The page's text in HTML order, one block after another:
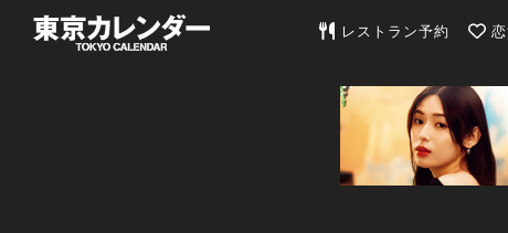
東京カレンダー | 最新の
レストラン予約 恋